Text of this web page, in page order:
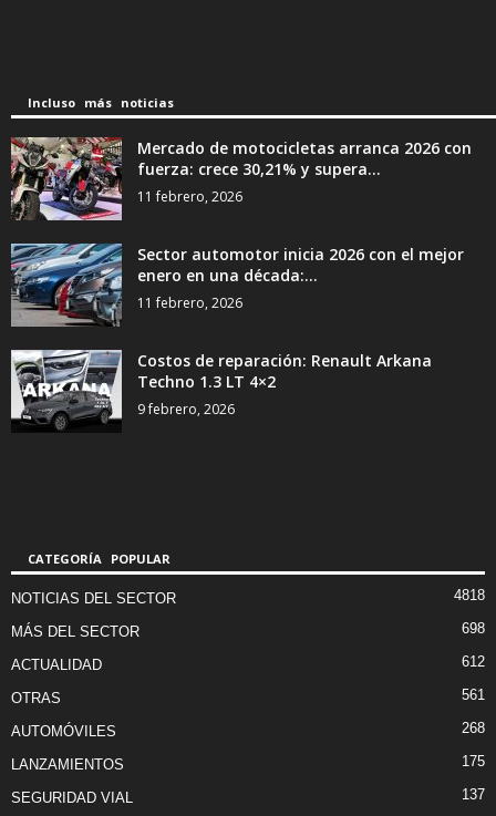
Incluso más noticias
Mercado de motocicletas arranca 2026 con
fuerza: crece 30,21% y supera...
11 febrero, 2026
Sector automotor inicia 2026 con el mejor
enero en una década:...
11 febrero, 2026
Costos de reparación: Renault Arkana
Techno 1.3 LT 4×2
9 febrero, 2026
CATEGORÍA POPULAR
NOTICIAS DEL SECTOR 4818
MÁS DEL SECTOR 698
ACTUALIDAD 612
OTRAS 561
AUTOMÓVILES 268
LANZAMIENTOS 175
SEGURIDAD VIAL 137